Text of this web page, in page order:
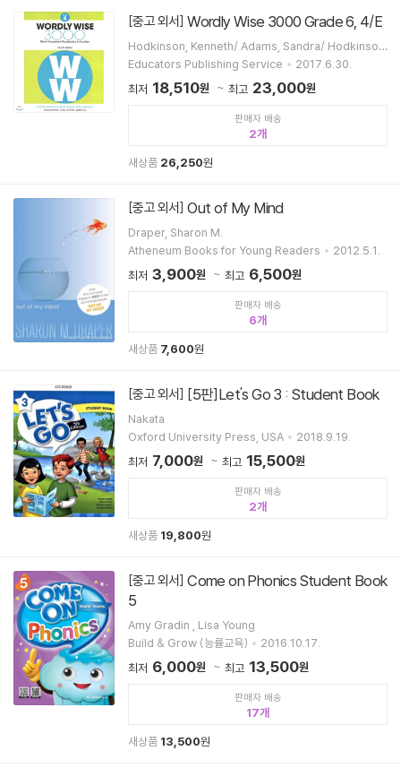
[중고 외서] Wordly Wise 3000 Grade 6, 4/E
Hodkinson, Kenneth/ Adams, Sandra/ Hodkinson,
Erica/ Educators Publishing Service (COR)
Educators Publishing Service
2017.6.30.
최저 18,510원 최고 23,000원
판매자 배송
2
새상품 26,250원
[중고 외서] Out of My Mind
Draper, Sharon M.
Atheneum Books for Young Readers
2012.5.1.
최저 3,900원 최고 6,500원
판매자 배송
6
새상품 7,600원
[중고 외서] [5판]Let's Go 3 : Student Book
Nakata
Oxford University Press, USA
2018.9.19.
최저 7,000원 최고 15,500원
판매자 배송
2
새상품 19,800원
[중고 외서] Come on Phonics Student Book
5
Amy Gradin , Lisa Young
Build & Grow (능률교육)
2016.10.17.
최저 6,000원 최고 13,500원
판매자 배송
17
새상품 13,500원